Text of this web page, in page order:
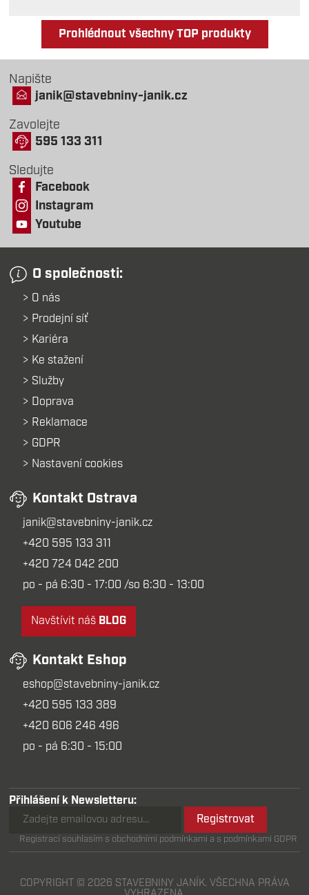
Prohlédnout všechny TOP produkty
Napište
janik@stavebniny-janik.cz
Zavolejte
595 133 311
Sledujte
Facebook
Instagram
Youtube
O společnosti:
O nás
Prodejní síť
Kariéra
Ke stažení
Služby
Doprava
Reklamace
GDPR
Nastavení cookies
Kontakt Ostrava
janik@stavebniny-janik.cz
+420 595 133 311
+420 724 042 200
po - pá 6:30 - 17:00 /so 6:30 - 13:00
Navštívit náš BLOG
Kontakt Eshop
eshop@stavebniny-janik.cz
+420 595 133 389
+420 606 246 496
po - pá 6:30 - 15:00
Přihlášení k Newsletteru:
Registrovat
Registrací souhlasím s obchodními podmínkami a s podmínkami GDPR
COPYRIGHT © 2026 STAVEBNINY JANÍK. VŠECHNA PRÁVA